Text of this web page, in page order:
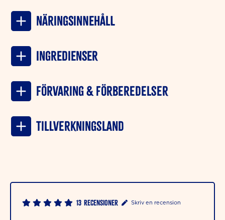
NÄRINGSINNEHÅLL
INGREDIENSER
Förvaring & förberedelser
Tillverkningsland
13 Recensioner Skriv en recension